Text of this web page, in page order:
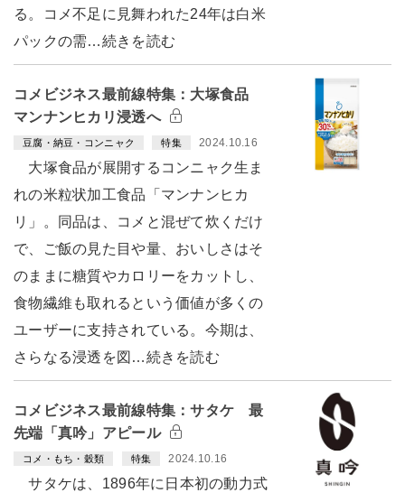
る。コメ不足に見舞われた24年は白米
パックの需…続きを読む
コメビジネス最前線特集：大塚食品
マンナンヒカリ浸透へ
豆腐・納豆・コンニャク 特集 2024.10.16
大塚食品が展開するコンニャク生ま
れの米粒状加工食品「マンナンヒカ
リ」。同品は、コメと混ぜて炊くだけ
で、ご飯の見た目や量、おいしさはそ
のままに糖質やカロリーをカットし、
食物繊維も取れるという価値が多くの
ユーザーに支持されている。今期は、
さらなる浸透を図…続きを読む
コメビジネス最前線特集：サタケ 最
先端「真吟」アピール
コメ・もち・穀類 特集 2024.10.16
サタケは、1896年に日本初の動力式